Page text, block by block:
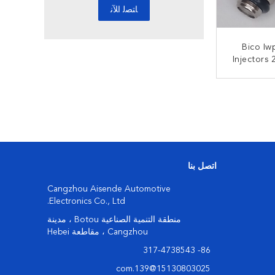
Bico
Injectors
اتصل بنا
Cangzhou Aisende Automotive
Electronics Co., Ltd.
منطقة التنمية الصناعية Botou ، مدينة
Cangzhou ، مقاطعة Hebei
86- 317-4738543
15130803025@139.com